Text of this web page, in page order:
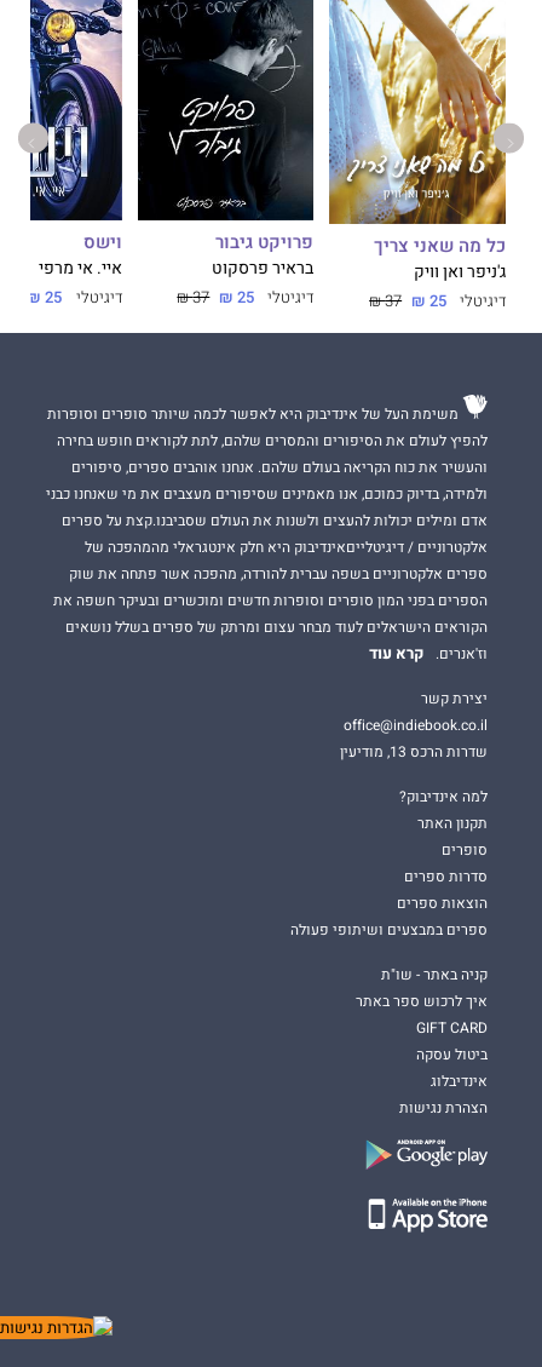
כל מה שאני צריך
ג'ניפר ואן וויק
דיגיטלי 25 ₪
37 ₪
פרויקט גיבור
בראיר פרסקוט
דיגיטלי 25 ₪
37 ₪
וישס
איי. אי מרפי
דיגיטלי 25 ₪
משימת העל של אינדיבוק היא לאפשר לכמה שיותר סופרים וסופרות
להפיץ לעולם את הסיפורים והמסרים שלהם, לתת לקוראים חופש בחירה
והעשיר את כוח הקריאה בעולם שלהם. אנחנו אוהבים ספרים, סיפורים
ולמידה, בדיוק כמוכם, אנו מאמינים שסיפורים מעצבים את מי שאנחנו כבני
אדם ומילים יכולות להעצים ולשנות את העולם שסביבנו.קצת על ספרים
אלקטרוניים / דיגיטלייםאינדיבוק היא חלק אינטגראלי מהמהפכה של
ספרים אלקטרוניים בשפה עברית להורדה, מהפכה אשר פתחה את שוק
הספרים בפני המון סופרים וסופרות חדשים ומוכשרים ובעיקר חשפה את
הקוראים הישראלים לעוד מבחר עצום ומרתק של ספרים בשלל נושאים
וז'אנרים.
קרא עוד
יצירת קשר
office@indiebook.co.il
שדרות הרכס 13, מודיעין
למה אינדיבוק?
תקנון האתר
סופרים
סדרות ספרים
הוצאות ספרים
ספרים במבצעים ושיתופי פעולה
קניה באתר - שו"ת
איך לרכוש ספר באתר
GIFT CARD
ביטול עסקה
אינדיבלוג
הצהרת נגישות